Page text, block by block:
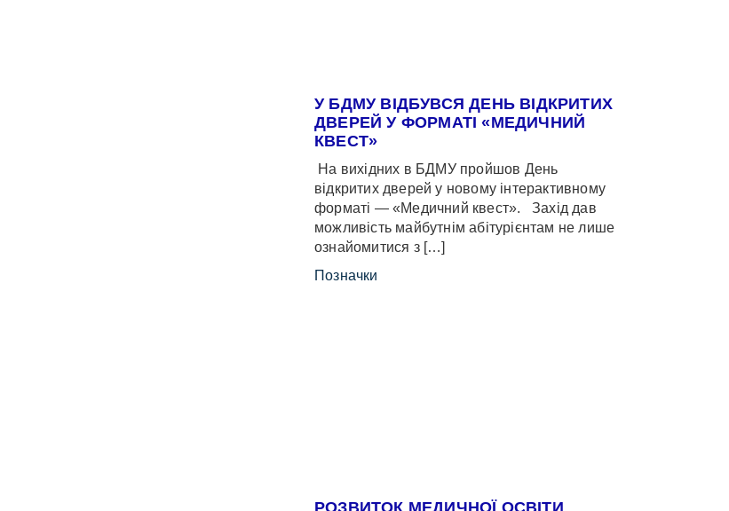
У БДМУ ВІДБУВСЯ ДЕНЬ ВІДКРИТИХ
ДВЕРЕЙ У ФОРМАТІ «МЕДИЧНИЙ
КВЕСТ»
На вихідних в БДМУ пройшов День
відкритих дверей у новому інтерактивному
форматі — «Медичний квест». Захід дав
можливість майбутнім абітурієнтам не лише
ознайомитися з […]
Позначки
РОЗВИТОК МЕДИЧНОЇ ОСВІТИ